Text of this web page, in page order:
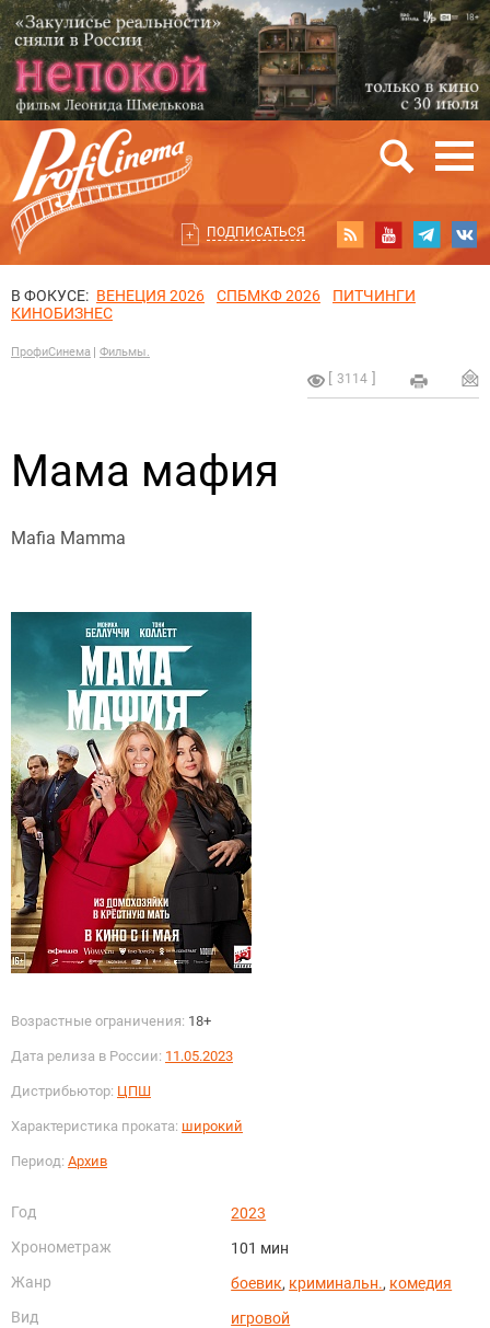
ПОДПИСАТЬСЯ
В ФОКУСЕ: ВЕНЕЦИЯ 2026 СПБМКФ 2026
ПИТЧИНГИ
КИНОБИЗНЕС
ПрофиСинема Фильмы.
3114
Мама мафия
Mafia Mamma
Возрастные ограничения: 18+
Дата релиза в России: 11.05.2023
Дистрибьютор: ЦПШ
Характеристика проката: широкий
Период: Архив
Год
2023
Хронометраж
101 мин
Жанр
боевик, криминальн., комедия
Вид
игровой